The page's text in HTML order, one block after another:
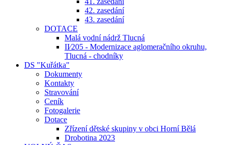
42. zasedání
43. zasedání
DOTACE
Malá vodní nádrž Tlucná
II⁄205 - Modernizace aglomeračního okruhu,
Tlucná - chodníky
DS "Kuřátka"
Dokumenty
Kontakty
Stravování
Ceník
Fotogalerie
Dotace
Zřízení dětské skupiny v obci Horní Bělá
Drobotina 2023